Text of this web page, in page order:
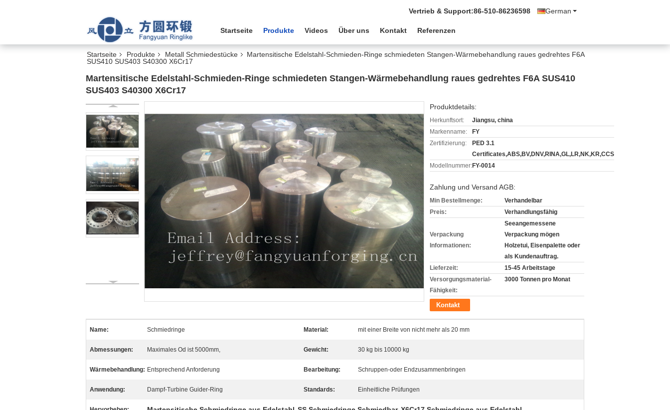
German
Vertrieb & Support:86-510-86236598
Startseite Produkte Videos Über uns Kontakt Referenzen
Startseite Produkte Metall Schmiedestücke
Martensitische Edelstahl-Schmieden-Ringe schmiedeten Stangen-Wärmebehandlung raues gedrehtes F6A
SUS410 SUS403 S40300 X6Cr17
Martensitische Edelstahl-Schmieden-Ringe schmiedeten Stangen-Wärmebehandlung raues gedrehtes F6A SUS410
SUS403 S40300 X6Cr17
Produktdetails:
Herkunftsort:
Jiangsu, china
Markenname:
FY
Zertifizierung:
PED 3.1
Certificates,ABS,BV,DNV,RINA,GL,LR,NK,KR,CCS
Modellnummer:FY-0014
Zahlung und Versand AGB:
Min Bestellmenge:
Verhandelbar
Preis:
Verhandlungsfähig
Verpackung
Informationen:
Seeangemessene
Verpackung mögen
Holzetui, Eisenpalette oder
als Kundenauftrag.
Lieferzeit:
15-45 Arbeitstage
Versorgungsmaterial-
Fähigkeit:
3000 Tonnen pro Monat
Kontakt
Name: Schmiedringe Material: mit einer Breite von nicht mehr als 20 mm
Abmessungen: Maximales Od ist 5000mm, Gewicht: 30 kg bis 10000 kg
Wärmebehandlung: Entsprechend Anforderung Bearbeitung: Schruppen-oder Endzusammenbringen
Anwendung: Dampf-Turbine Guider-Ring Standards: Einheitliche Prüfungen